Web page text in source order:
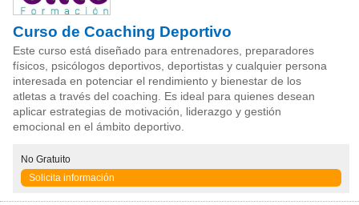
Curso de Coaching Deportivo
Este curso está diseñado para entrenadores, preparadores
físicos, psicólogos deportivos, deportistas y cualquier persona
interesada en potenciar el rendimiento y bienestar de los
atletas a través del coaching. Es ideal para quienes desean
aplicar estrategias de motivación, liderazgo y gestión
emocional en el ámbito deportivo.
No Gratuito
Solicita información